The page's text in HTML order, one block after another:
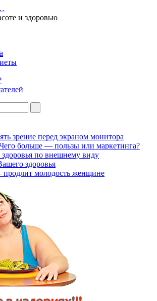
и здоровью
зрение перед экраном монитора
больше — пользы или маркетинга?
здоровья по внешнему виду
здоровья
молодость женщине